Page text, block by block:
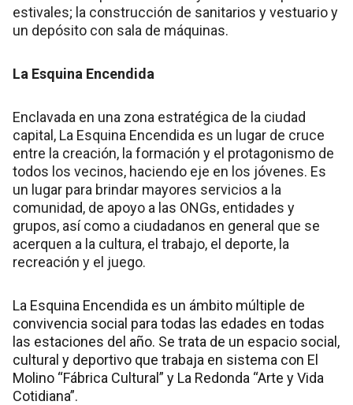
estivales; la construcción de sanitarios y vestuario y
un depósito con sala de máquinas.
La Esquina Encendida
Enclavada en una zona estratégica de la ciudad
capital, La Esquina Encendida es un lugar de cruce
entre la creación, la formación y el protagonismo de
todos los vecinos, haciendo eje en los jóvenes. Es
un lugar para brindar mayores servicios a la
comunidad, de apoyo a las ONGs, entidades y
grupos, así como a ciudadanos en general que se
acerquen a la cultura, el trabajo, el deporte, la
recreación y el juego.
La Esquina Encendida es un ámbito múltiple de
convivencia social para todas las edades en todas
las estaciones del año. Se trata de un espacio social,
cultural y deportivo que trabaja en sistema con El
Molino “Fábrica Cultural” y La Redonda “Arte y Vida
Cotidiana”.